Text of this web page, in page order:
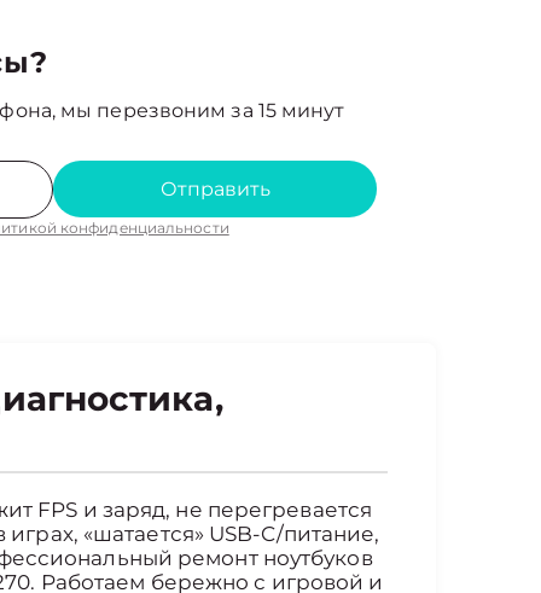
мы перезвоним за 15 минут
Отправить
конфиденциальности
FPS и заряд, не перегревается
«шатается» USB-C/питание,
ремонт ноутбуков
Работаем бережно с игровой и